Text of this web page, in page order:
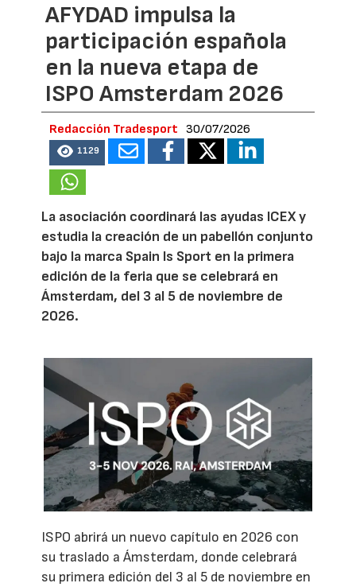
AFYDAD impulsa la
participación española
en la nueva etapa de
ISPO Amsterdam 2026
Redacción Tradesport 30/07/2026
1129
La asociación coordinará las ayudas ICEX y
estudia la creación de un pabellón conjunto
bajo la marca Spain Is Sport en la primera
edición de la feria que se celebrará en
Ámsterdam, del 3 al 5 de noviembre de
2026.
ISPO abrirá un nuevo capítulo en 2026 con
su traslado a Ámsterdam, donde celebrará
su primera edición del 3 al 5 de noviembre en